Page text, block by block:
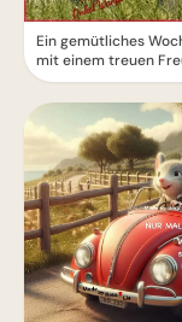
Ein gemütliches
mit einem treuen